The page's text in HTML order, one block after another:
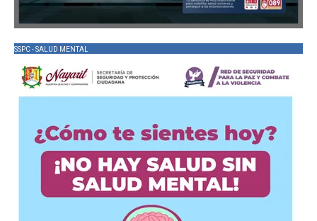
SSPC - SALUD MENTAL